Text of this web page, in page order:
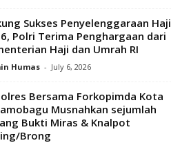
Sukses Penyelenggaraan Haji
Polri Terima Penghargaan dari
Haji dan Umrah RI
Humas - July 6, 2026
Bersama Forkopimda Kota
Musnahkan sejumlah
Bukti Miras & Knalpot
Brong